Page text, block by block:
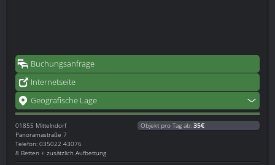
Buchungsanfrage
Internetseite
Geografische Lage
01855 Mittelndorf
Panoramastraße 7
Telefon: 035022 43076
8 Betten + zusätzlich Aufbettung
Objekt pro Tag ab: 35€